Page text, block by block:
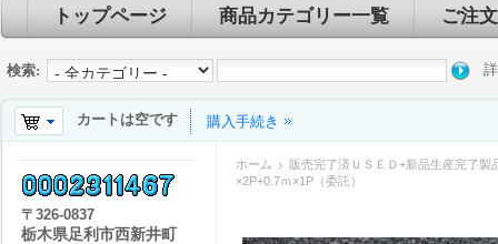
トップページ 商品カテゴリー一覧 ご注
検索:
カートは空です 購入手続き
ホーム
販売完了済ＵＳＥＤ+新品生産完了製
×2P+0.7ｍ×1P（委託）
〒 326-0837
栃木県足利市西新井町